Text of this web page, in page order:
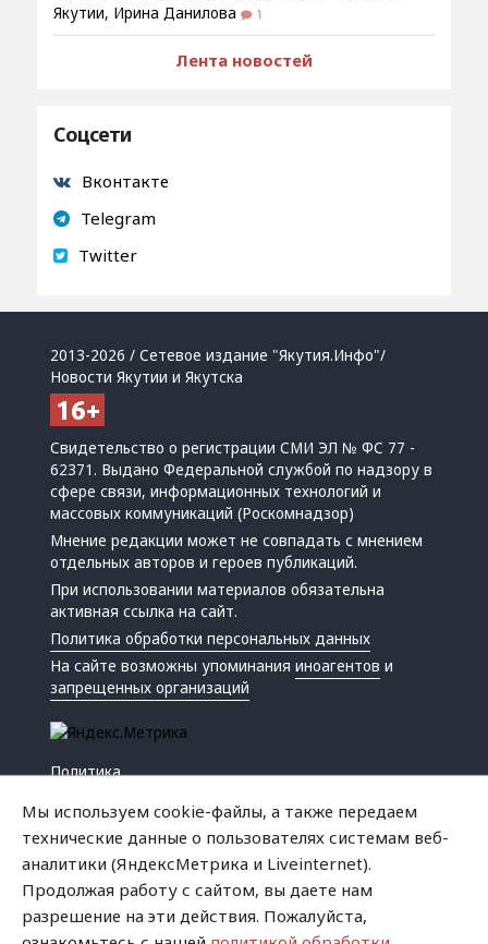
Якутии, Ирина Данилова
1
Лента новостей
Соцсети
Вконтакте
Telegram
Twitter
2013-2026 / Сетевое издание "Якутия.Инфо"/
Новости Якутии и Якутска
Свидетельство о регистрации СМИ ЭЛ № ФС 77 -
62371. Выдано Федеральной службой по надзору в
сфере связи, информационных технологий и
массовых коммуникаций (Роскомнадзор)
Мнение редакции может не совпадать с мнением
отдельных авторов и героев публикаций.
При использовании материалов обязательна
активная ссылка на сайт.
Политика обработки персональных данных
На сайте возможны упоминанияиноагентов и
запрещенных организаций
Политика
Мы используем cookie-файлы, а также передаем
технические данные о пользователях системам веб-
аналитики (ЯндексМетрика и Liveinternet).
Продолжая работу с сайтом, вы даете нам
разрешение на эти действия. Пожалуйста,